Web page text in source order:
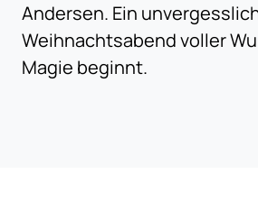
Andersen. Ein
Weihnachtsabend voller
Magie beginnt.